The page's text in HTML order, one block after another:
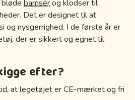
bamserog klodser til
Det er designet til at
og nysgerrighed. I de første år er
der er sikkert og egnet til
efter?
at legetøjet er CE-mærket og fri